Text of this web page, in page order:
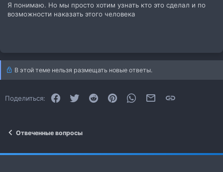
Я понимаю. Но мы просто хотим узнать кто это сделал и по
возможности наказать этого человека
В этой теме нельзя размещать новые ответы.
Поделиться: FacebookTwitter Reddit PinterestWhatsAppЭлектронная почта
Отвеченные вопросы